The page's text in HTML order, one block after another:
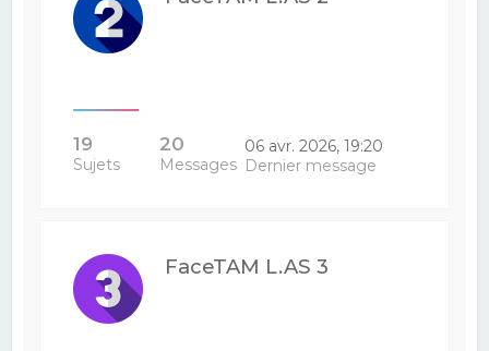
19
Sujets
20
Messages
06 avr. 2026, 19:20
Dernier message
FaceTAM L.AS 3